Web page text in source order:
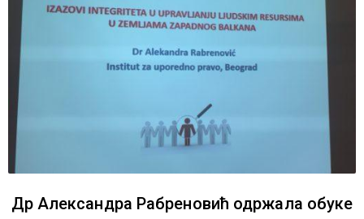
Др Александра Рабреновић одржала обуке